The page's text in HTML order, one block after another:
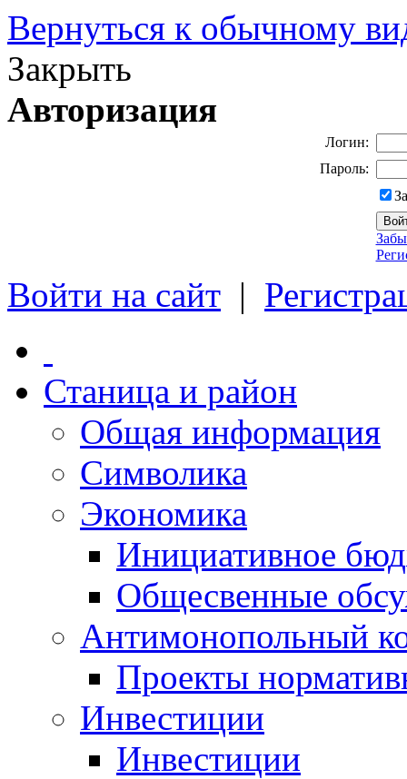
Вернуться к обычному
Закрыть
Авторизация
Логин:
Пароль:
Войти на сайт |
Станица и район
Общая информация
Символика
Экономика
Инициативное
Общесвенные
Антимонопольный
Проекты
Инвестиции
Инвестиции